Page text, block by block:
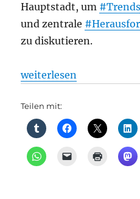
Hauptstadt, um #Trends
und zentrale
zu diskutieren.
„CAPA-Gipfel 2026:
weiterlesen
Teilen mit: